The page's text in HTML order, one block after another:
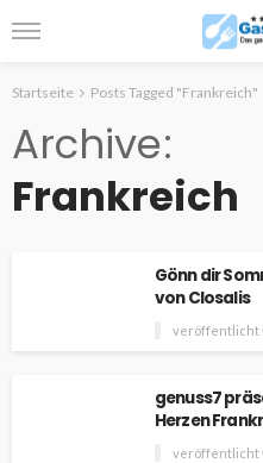
Startseite Posts Tagged "Frankreich"
Archive
Frankreich
Gönn dir
von Closalis
veröffentlicht
genuss7
Herzen
veröffentlicht